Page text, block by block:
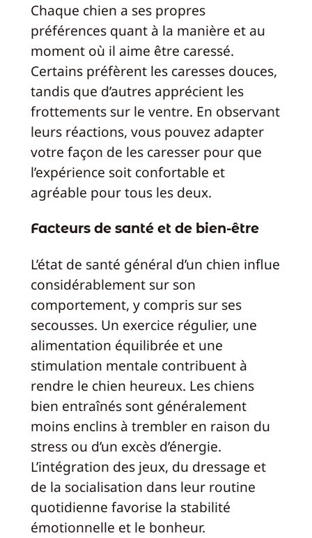
Chaque chien a ses propres
préférences quant à la manière et au
moment où il aime être caressé.
Certains préfèrent les caresses douces,
tandis que d’autres apprécient les
frottements sur le ventre. En observant
leurs réactions, vous pouvez adapter
votre façon de les caresser pour que
l’expérience soit confortable et
agréable pour tous les deux.
Facteurs de santé et de bien-être
L’état de santé général d’un chien influe
considérablement sur son
comportement, y compris sur ses
secousses. Un exercice régulier, une
alimentation équilibrée et une
stimulation mentale contribuent à
rendre le chien heureux. Les chiens
bien entraînés sont généralement
moins enclins à trembler en raison du
stress ou d’un excès d’énergie.
L’intégration des jeux, du dressage et
de la socialisation dans leur routine
quotidienne favorise la stabilité
émotionnelle et le bonheur.